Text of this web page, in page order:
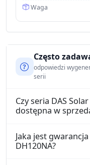
Waga
Często
odpowiedzi
serii
Czy seria DAS
dostępna w
Jaka jest
DH120NA?